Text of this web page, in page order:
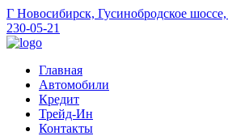
Г Новосибирск, Гусинобродское шоссе,
230-05-21
Главная
Автомобили
Кредит
Трейд-Ин
Контакты